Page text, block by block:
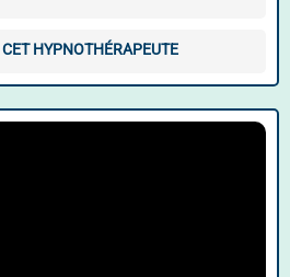
HYPNOTHÉRAPEUTE